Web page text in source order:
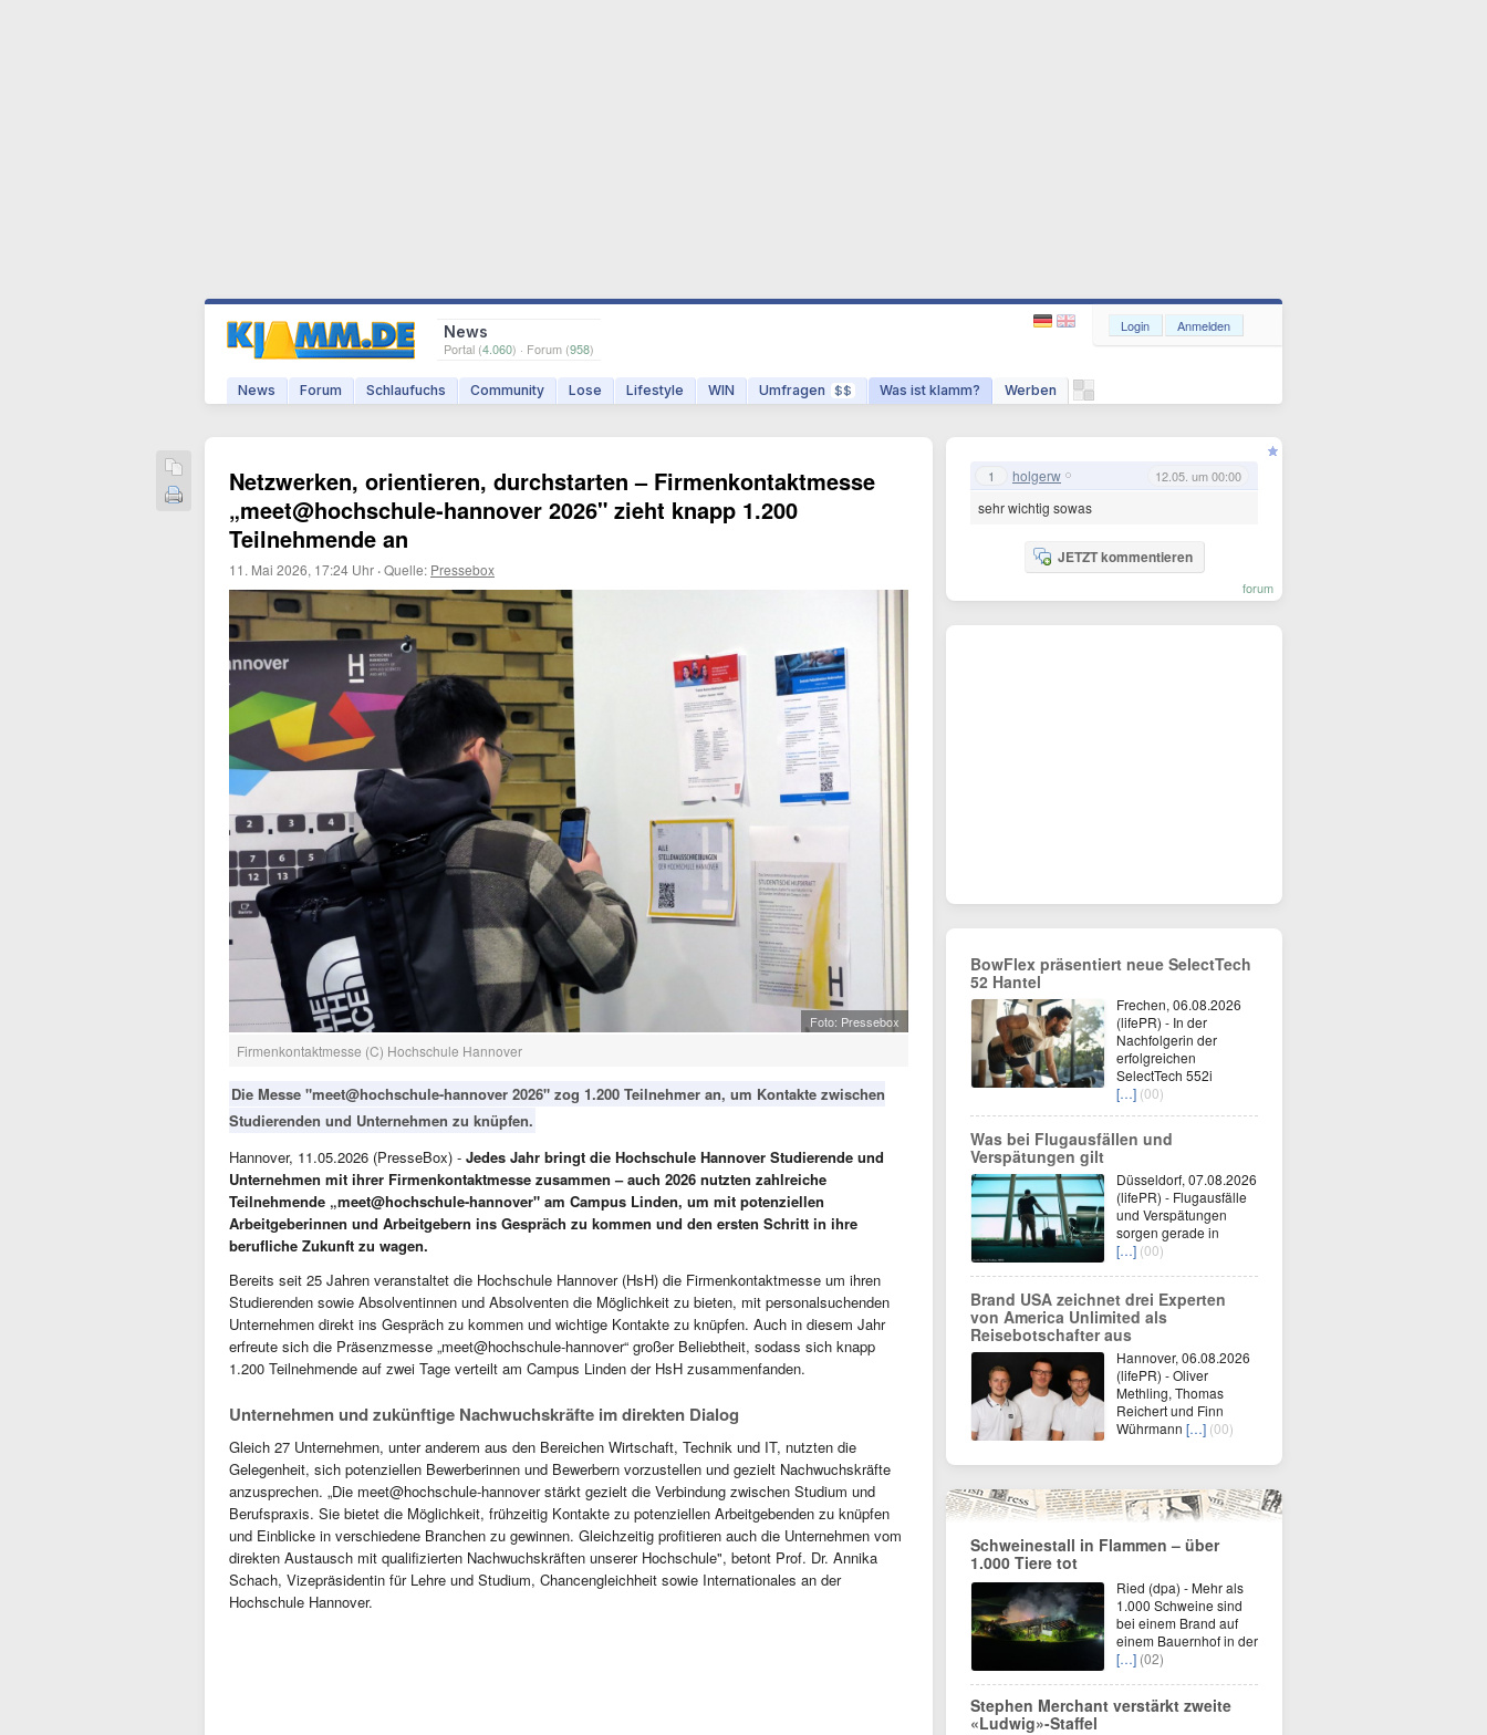
News
Portal (4.060) · Forum (958)
News Forum Schlaufuchs Community Lose Lifestyle WIN Umfragen $$ Was ist klamm? Werben
Login Anmelden
Netzwerken, orientieren, durchstarten – Firmenkontaktmesse
„meet@hochschule-hannover 2026" zieht knapp 1.200
Teilnehmende an
11. Mai 2026, 17:24 Uhr ·Quelle: Pressebox
Foto: Pressebox
Firmenkontaktmesse (C) Hochschule Hannover
Die Messe "meet@hochschule-hannover 2026" zog 1.200 Teilnehmer an, um Kontakte zwischen
Studierenden und Unternehmen zu knüpfen.
Hannover, 11.05.2026 (PresseBox) - Jedes Jahr bringt die Hochschule Hannover Studierende und
Unternehmen mit ihrer Firmenkontaktmesse zusammen – auch 2026 nutzten zahlreiche
Teilnehmende „meet@hochschule-hannover" am Campus Linden, um mit potenziellen
Arbeitgeberinnen und Arbeitgebern ins Gespräch zu kommen und den ersten Schritt in ihre
berufliche Zukunft zu wagen.
Bereits seit 25 Jahren veranstaltet die Hochschule Hannover (HsH) die Firmenkontaktmesse um ihren
Studierenden sowie Absolventinnen und Absolventen die Möglichkeit zu bieten, mit personalsuchenden
Unternehmen direkt ins Gespräch zu kommen und wichtige Kontakte zu knüpfen. Auch in diesem Jahr
erfreute sich die Präsenzmesse „meet@hochschule-hannover“ großer Beliebtheit, sodass sich knapp
1.200 Teilnehmende auf zwei Tage verteilt am Campus Linden der HsH zusammenfanden.
Unternehmen und zukünftige Nachwuchskräfte im direkten Dialog
Gleich 27 Unternehmen, unter anderem aus den Bereichen Wirtschaft, Technik und IT, nutzten die
Gelegenheit, sich potenziellen Bewerberinnen und Bewerbern vorzustellen und gezielt Nachwuchskräfte
anzusprechen. „Die meet@hochschule-hannover stärkt gezielt die Verbindung zwischen Studium und
Berufspraxis. Sie bietet die Möglichkeit, frühzeitig Kontakte zu potenziellen Arbeitgebenden zu knüpfen
und Einblicke in verschiedene Branchen zu gewinnen. Gleichzeitig profitieren auch die Unternehmen vom
direkten Austausch mit qualifizierten Nachwuchskräften unserer Hochschule", betont Prof. Dr. Annika
Schach, Vizepräsidentin für Lehre und Studium, Chancengleichheit sowie Internationales an der
Hochschule Hannover.
1 holgerw 12.05. um 00:00
sehr wichtig sowas
JETZT kommentieren
forum
BowFlex präsentiert neue SelectTech
52 Hantel
Frechen, 06.08.2026
(lifePR) - In der
Nachfolgerin der
erfolgreichen
SelectTech 552i
[…] (00)
Was bei Flugausfällen und
Verspätungen gilt
Düsseldorf, 07.08.2026
(lifePR) - Flugausfälle
und Verspätungen
sorgen gerade in
[…] (00)
Brand USA zeichnet drei Experten
von America Unlimited als
Reisebotschafter aus
Hannover, 06.08.2026
(lifePR) - Oliver
Methling, Thomas
Reichert und Finn
Wührmann […] (00)
Schweinestall in Flammen – über
1.000 Tiere tot
Ried (dpa) - Mehr als
1.000 Schweine sind
bei einem Brand auf
einem Bauernhof in der
[…] (02)
Stephen Merchant verstärkt zweite
«Ludwig»-Staffel